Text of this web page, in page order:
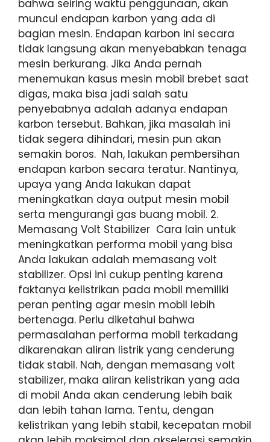
bahwa seiring waktu penggunaan, akan
muncul endapan karbon yang ada di
bagian mesin. Endapan karbon ini secara
tidak langsung akan menyebabkan tenaga
mesin berkurang. Jika Anda pernah
menemukan kasus mesin mobil brebet saat
digas, maka bisa jadi salah satu
penyebabnya adalah adanya endapan
karbon tersebut. Bahkan, jika masalah ini
tidak segera dihindari, mesin pun akan
semakin boros. Nah, lakukan pembersihan
endapan karbon secara teratur. Nantinya,
upaya yang Anda lakukan dapat
meningkatkan daya output mesin mobil
serta mengurangi gas buang mobil. 2.
Memasang Volt Stabilizer Cara lain untuk
meningkatkan performa mobil yang bisa
Anda lakukan adalah memasang volt
stabilizer. Opsi ini cukup penting karena
faktanya kelistrikan pada mobil memiliki
peran penting agar mesin mobil lebih
bertenaga. Perlu diketahui bahwa
permasalahan performa mobil terkadang
dikarenakan aliran listrik yang cenderung
tidak stabil. Nah, dengan memasang volt
stabilizer, maka aliran kelistrikan yang ada
di mobil Anda akan cenderung lebih baik
dan lebih tahan lama. Tentu, dengan
kelistrikan yang lebih stabil, kecepatan mobil